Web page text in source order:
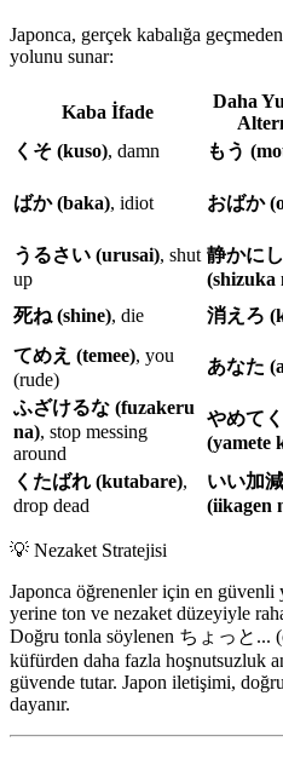
Japonca, gerçek kabalığa
yolunu sunar:
Kaba İfade
Daha
くそ (kuso), damn もう
ばか (baka), idiot おばか
うるさい (urusai), shut
up
静かに
(shizuka
死ね (shine), die 消えろ
てめえ (temee), you
(rude)
あなた
ふざけるな (fuzakeru
na), stop messing
around
やめて
(yamete
くたばれ (kutabare),
drop dead
いい加
(iikagen
💡 Nezaket Stratejisi
Japonca öğrenenler için en güvenli
yerine ton ve nezaket düzeyiyle
Doğru tonla söylenen ちょっと...
küfürden daha fazla hoşnutsuzluk
güvende tutar. Japon iletişimi,
dayanır.